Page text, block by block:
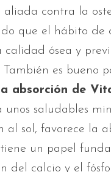
contra la
que el hábito de
calidad ósea y
También es bueno
absorción de
unos saludables
al sol, favorece la
un papel
del calcio y el